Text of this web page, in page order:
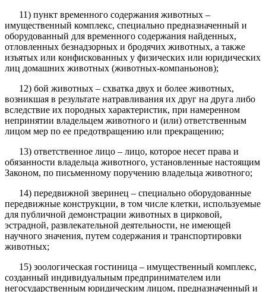
11) пункт временного содержания животных –
имущественный комплекс, специально предназначенный и
оборудованный для временного содержания найденных,
отловленных безнадзорных и бродячих животных, а также
изъятых или конфискованных у физических или юридических
лиц домашних животных (животных-компаньонов);
12) бой животных – схватка двух и более животных,
возникшая в результате натравливания их друг на друга либо
вследствие их породных характеристик, при намеренном
непринятии владельцем животного и (или) ответственным
лицом мер по ее предотвращению или прекращению;
13) ответственное лицо – лицо, которое несет права и
обязанности владельца животного, установленные настоящим
Законом, по письменному поручению владельца животного;
14) передвижной зверинец – специально оборудованные
передвижные конструкции, в том числе клетки, используемые
для публичной демонстрации животных в цирковой,
эстрадной, развлекательной деятельности, не имеющей
научного значения, путем содержания и транспортировки
животных;
15) зоологическая гостиница – имущественный комплекс,
созданный индивидуальным предпринимателем или
негосударственным юридическим лицом, предназначенный и